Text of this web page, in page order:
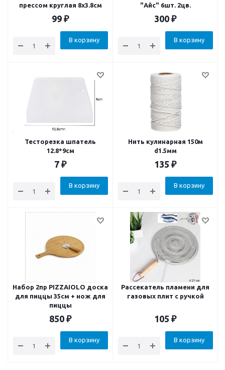
прессом круглая 8х3.8см
99 ₽
В корзину
"Айс" 6шт. 2цв.
300 ₽
В корзину
Тесторезка шпатель
12.8*9см
7 ₽
В корзину
Нить кулинарная 150м
d1.5мм
135 ₽
В корзину
Набор 2пр PIZZAIOLO доска
для пиццы 35см + нож для
пиццы
850 ₽
В корзину
Рассекатель пламени для
газовых плит с ручкой
105 ₽
В корзину